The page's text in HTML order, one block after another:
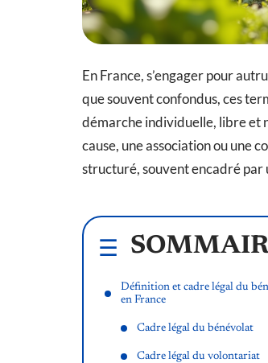
En France, s’engager pour
que souvent confondus, ces
démarche individuelle, libre et
cause, une association ou une
structuré, souvent encadré par
Définition et cadre légal du
en France
Cadre légal du bénévolat
Cadre légal du volontariat